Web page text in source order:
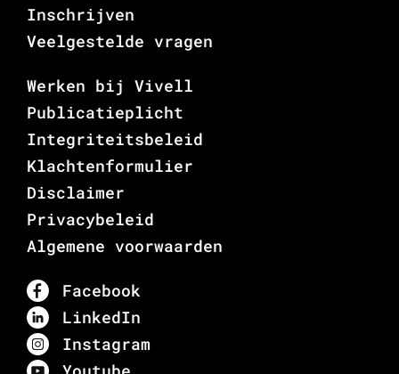
Inschrijven
Veelgestelde vragen
Werken bij Vivell
Publicatieplicht
Integriteitsbeleid
Klachtenformulier
Disclaimer
Privacybeleid
Algemene voorwaarden
Facebook
LinkedIn
Instagram